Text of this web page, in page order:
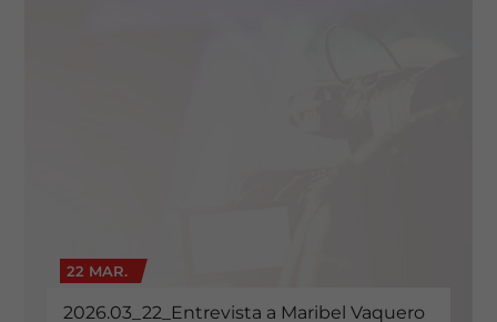
22 MAR.
2026.03_22_Entrevista a Maribel Vaquero